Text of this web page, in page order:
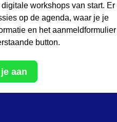
workshops van start. Er
op de agenda, waar je je
en het aanmeldformulier
button.
aan